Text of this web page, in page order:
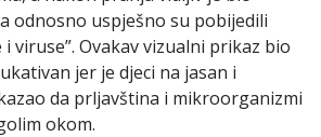
odnosno uspješno su pobijedili
viruse”. Ovakav vizualni prikaz bio
jer je djeci na jasan i
da prljavština i mikroorganizmi
okom.